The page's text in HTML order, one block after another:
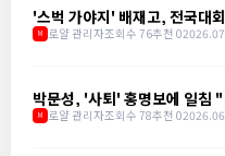
'스벅 가야지' 배재고, 전국대
M 로얄 관리자조회수 76추천 0
박문성, '사퇴' 홍명보에 일침
게 어렵나"
M 로얄 관리자조회수 78추천 0